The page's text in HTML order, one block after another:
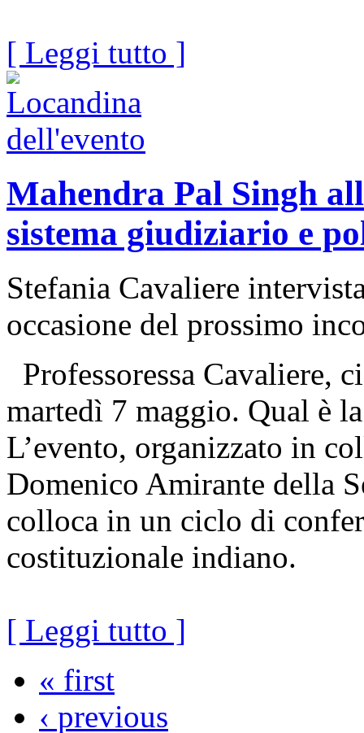
[ Leggi tutto ]
Mahendra Pal Singh
sistema giudiziario e
Stefania Cavaliere
occasione del prossimo
Professoressa Cavaliere,
martedì 7 maggio. Qual è
L’evento, organizzato in
Domenico Amirante della
colloca in un ciclo di
costituzionale indiano.
[ Leggi tutto ]
« first
‹ previous